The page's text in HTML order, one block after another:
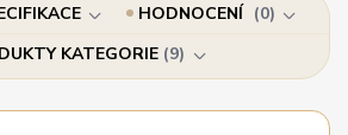
HODNOCENÍ
0
KATEGORIE 9